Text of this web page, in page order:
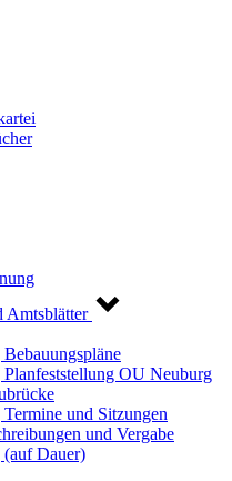
Amtsblätter
OU Neuburg
und Sitzungen
und Vergabe
(auf Dauer)